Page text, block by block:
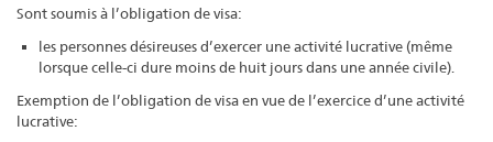
Sont soumis à l’obligation de visa:
les personnes désireuses d’exercer une activité lucrative (même
lorsque celle-ci dure moins de huit jours dans une année civile).
Exemption de l’obligation de visa en vue de l’exercice d’une activité
lucrative: